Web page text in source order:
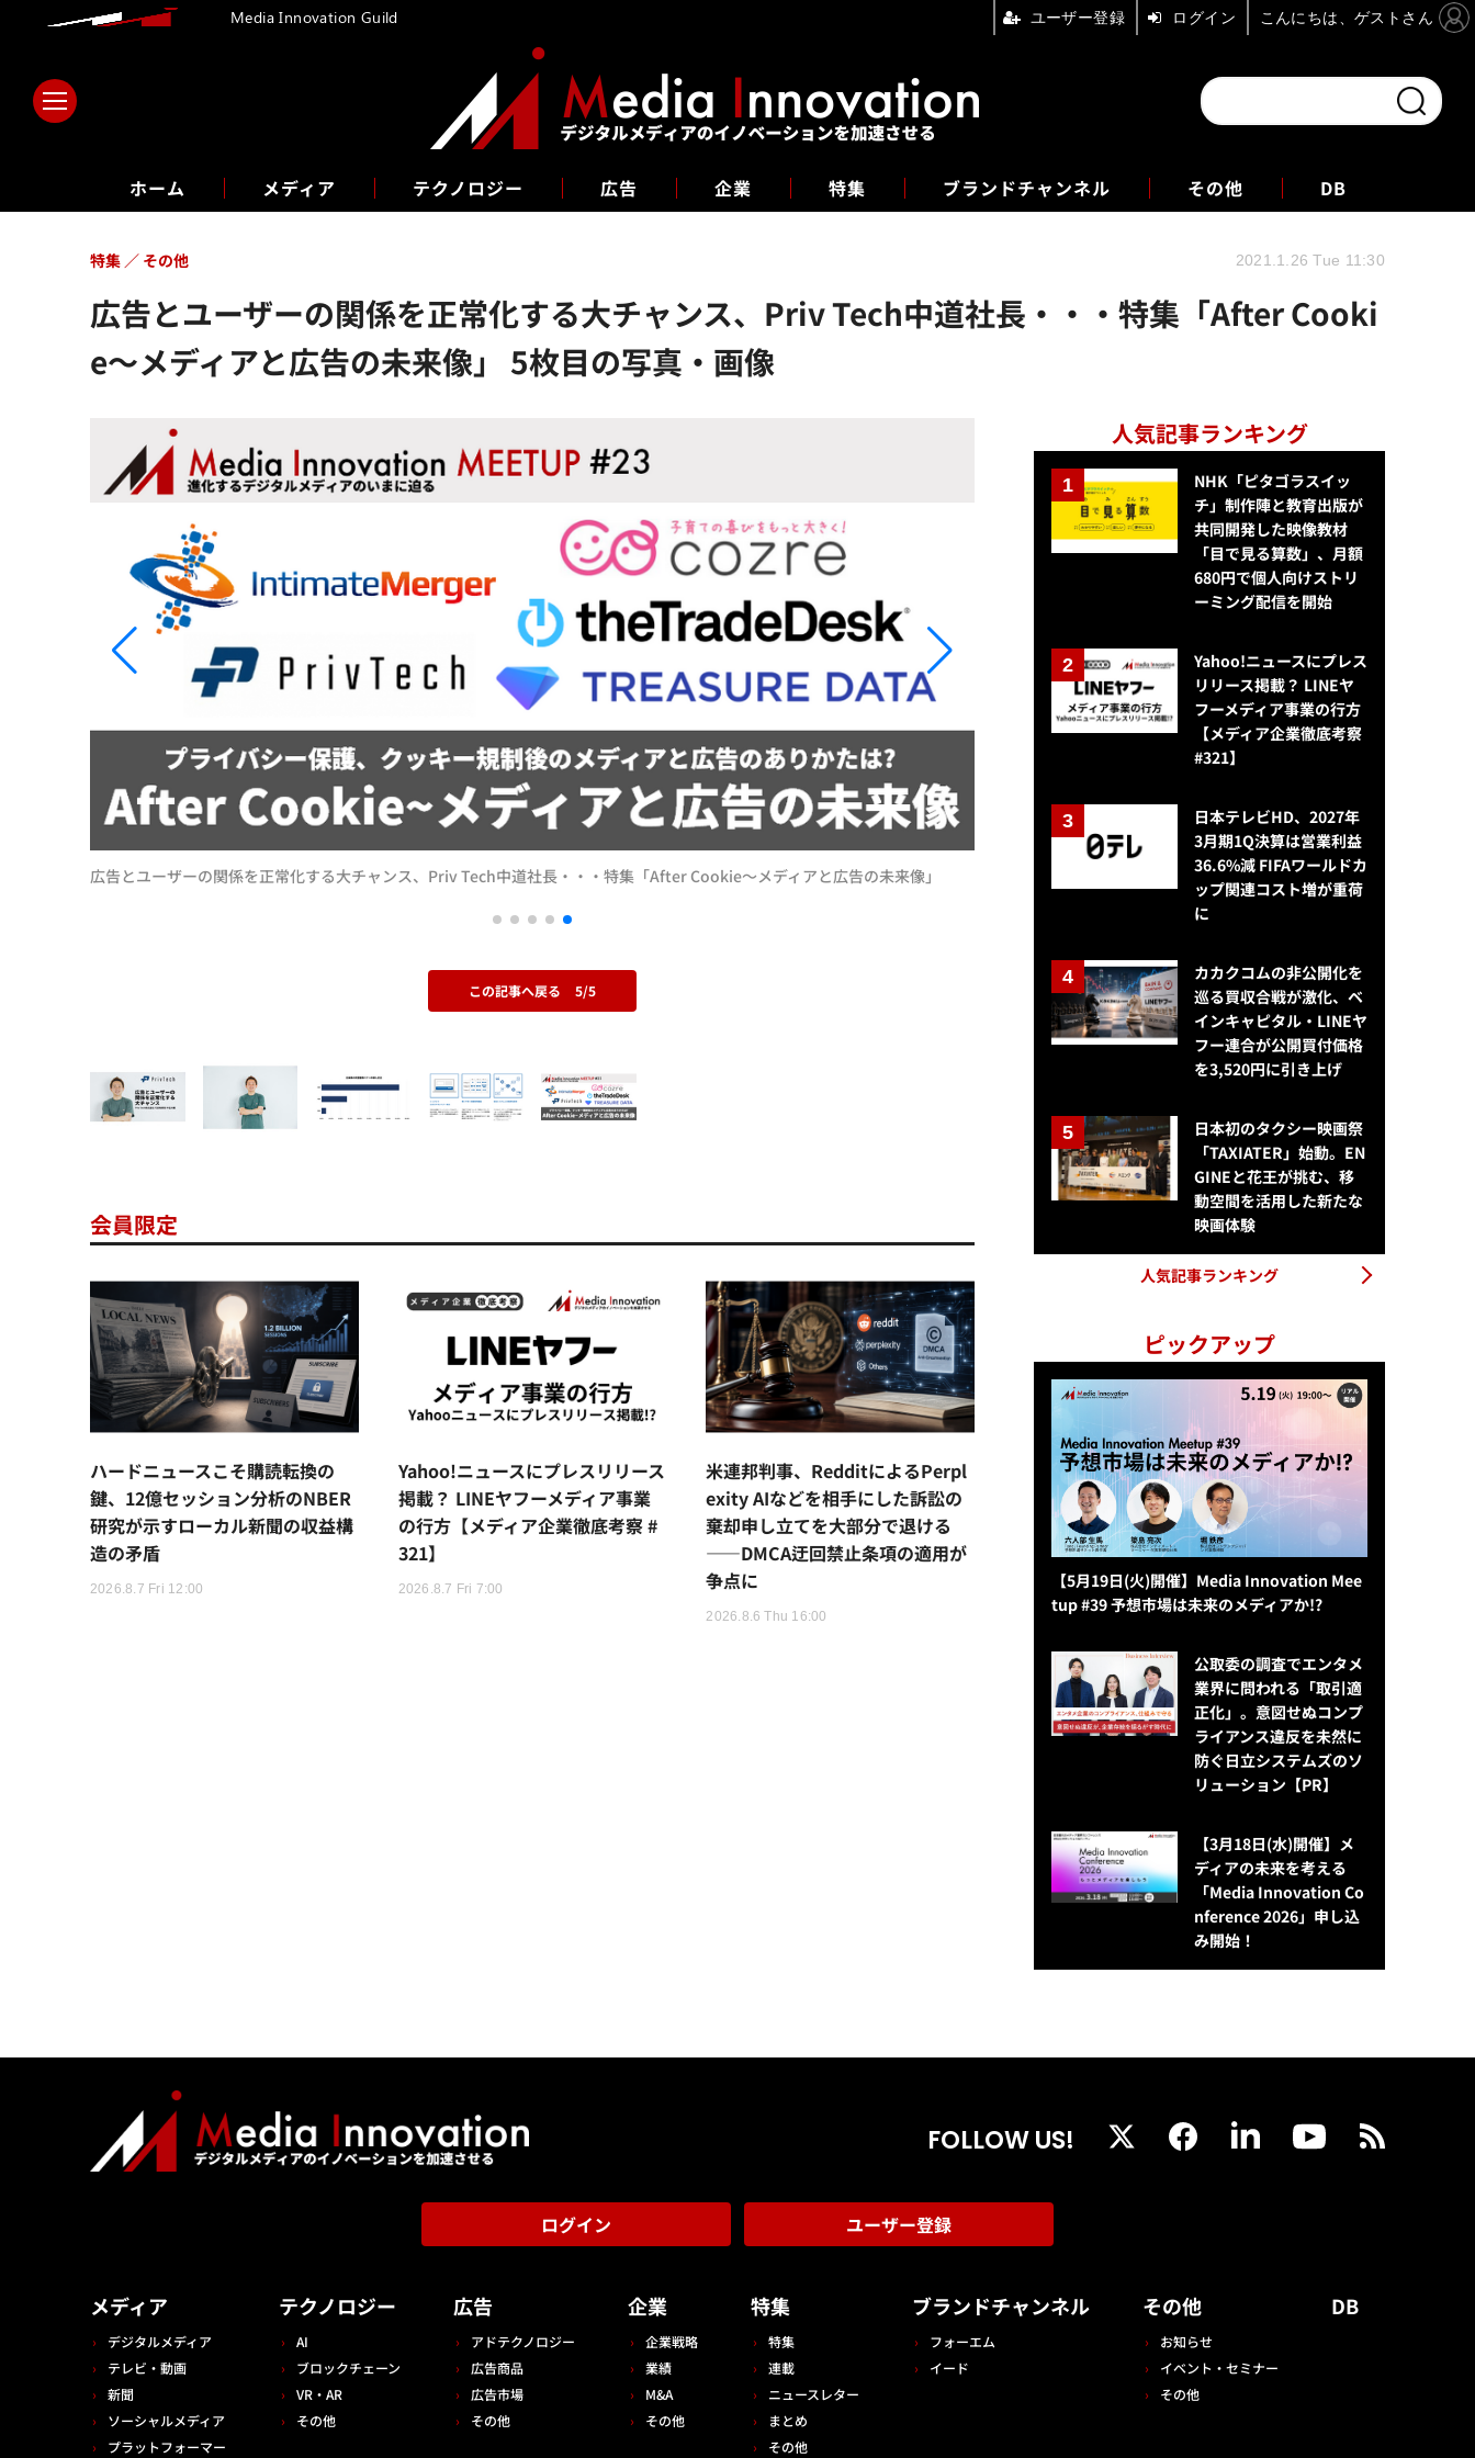
ホーム メディア テクノロジー 広告 企業 特集 ブランドチャンネル
フォーエム その他 DB
広告とユーザーの関係を正常化する大チャンス、Priv Tech中道社長・・・特集「After Cooki
e～メディアと広告の未来像」 5枚目の写真・画像
特集 その他 2021.1.26 Tue 11:30
広告とユーザーの関係を正常化する大チャンス、Priv Tech中道社長・・・特集「After Cookie～メディアと広告の未来像」
広告とユーザーの関係を正常化する大チャンス、Priv Tech中道社長
この記事へ戻る 5/5
会員限定
ハードニュースこそ購読転換の
鍵、12億セッション分析のNBER
研究が示すローカル新聞の収益構
造の矛盾
2026.8.7 Fri 12:00
Yahoo!ニュースにプレスリリース
掲載？ LINEヤフーメディア事業
の行方【メディア企業徹底考察 #
321】
2026.8.7 Fri 7:00
米連邦判事、RedditによるPerpl
exity AIなどを相手にした訴訟の
棄却申し立てを大部分で退ける
——DMCA迂回禁止条項の適用が
争点に
2026.8.6 Thu 16:00
人気記事ランキング
NHK「ピタゴラスイッ
チ」制作陣と教育出版が
共同開発した映像教材
「目で見る算数」、月額
680円で個人向けストリ
ーミング配信を開始
Yahoo!ニュースにプレス
リリース掲載？ LINEヤ
フーメディア事業の行方
【メディア企業徹底考察
#321】
日本テレビHD、2027年
3月期1Q決算は営業利益
36.6%減 FIFAワールドカ
ップ関連コスト増が重荷
に
カカクコムの非公開化を
巡る買収合戦が激化、ベ
インキャピタル・LINEヤ
フー連合が公開買付価格
を3,520円に引き上げ
日本初のタクシー映画祭
「TAXIATER」始動。EN
GINEと花王が挑む、移
動空間を活用した新たな
映画体験
人気記事ランキング
ピックアップ
【5月19日(火)開催】Media Innovation Mee
tup #39 予想市場は未来のメディアか!?
公​​取委の調査でエンタメ
業界に問われる「取引適
正化」。意図せぬコンプ
ライアンス違反を未然に
防ぐ日立システムズのソ
リューション​【PR】
【3月18日(水)開催】メ
ディアの未来を考える
「Media Innovation Co
nference 2026」申し込
み開始！
FOLLOW US!
ログイン ユーザー登録
メディア
デジタルメディア
テレビ・動画
新聞
ソーシャルメディア
プラットフォーマー
テクノロジー
AI
ブロックチェーン
VR・AR
その他
広告
アドテクノロジー
広告商品
広告市場
その他
企業
企業戦略
業績
M&A
その他
特集
特集
連載
ニュースレター
まとめ
その他
ブランドチャンネル
フォーエム
イード
その他
お知らせ
イベント・セミナー
その他
DB
Media Innovation Guild ユーザー登録 ログイン こんにちは、ゲストさん